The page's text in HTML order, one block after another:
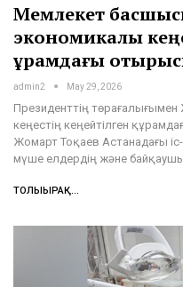
Мемлекет
экономикалық
құрамдағы
admin2 May 29, 2026
Президенттің
кеңестің кеңейтілген
Жомарт Тоқаев Астанадағы
мүше елдердің және
ТОЛЫҒЫРАҚ...